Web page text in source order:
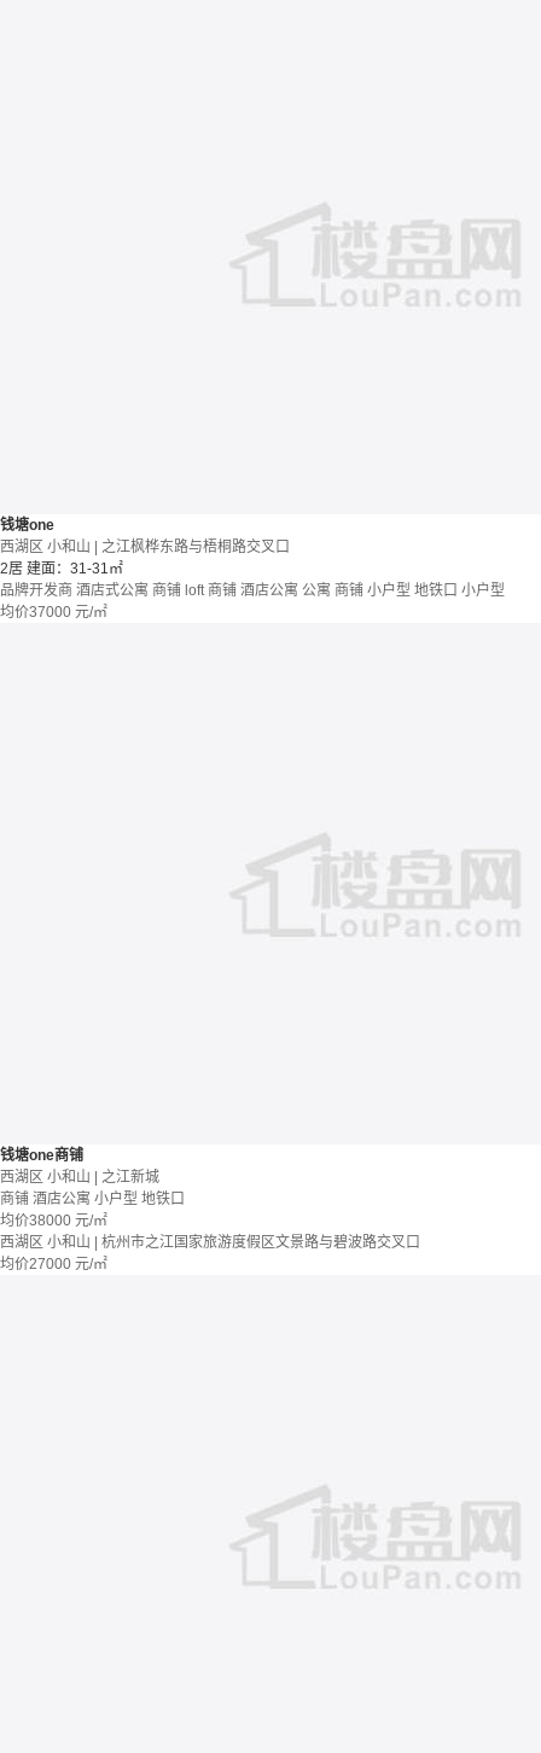
钱塘one
西湖区 小和山 | 之江枫桦东路与梧桐路交叉口
2居 建面：31-31㎡
品牌开发商 酒店式公寓 商铺 loft 商铺 酒店公寓 公寓 商铺 小户型 地铁口 小户型
均价37000 元/㎡
钱塘one商铺
西湖区 小和山 | 之江新城
商铺 酒店公寓 小户型 地铁口
均价38000 元/㎡
西湖区 小和山 | 杭州市之江国家旅游度假区文景路与碧波路交叉口
均价27000 元/㎡